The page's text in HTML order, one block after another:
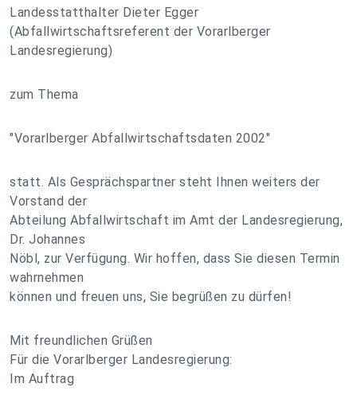
Landesstatthalter Dieter Egger
(Abfallwirtschaftsreferent der Vorarlberger
Landesregierung)
zum Thema
"Vorarlberger Abfallwirtschaftsdaten 2002"
statt. Als Gesprächspartner steht Ihnen weiters der
Vorstand der
Abteilung Abfallwirtschaft im Amt der Landesregierung,
Dr. Johannes
Nöbl, zur Verfügung. Wir hoffen, dass Sie diesen Termin
wahrnehmen
können und freuen uns, Sie begrüßen zu dürfen!
Mit freundlichen Grüßen
Für die Vorarlberger Landesregierung:
Im Auftrag